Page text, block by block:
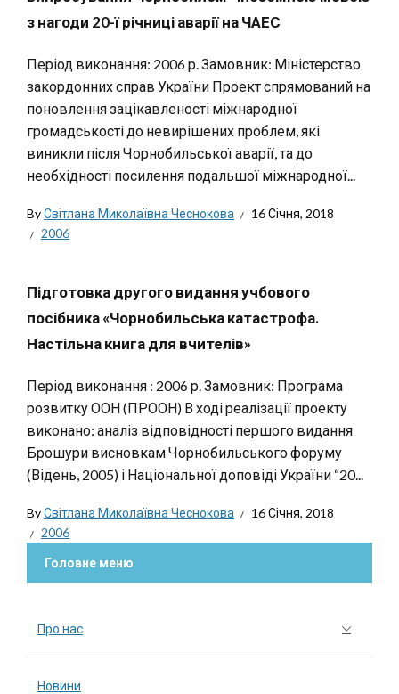
з нагоди 20-ї річниці аварії на ЧАЕС
Період виконання: 2006 р. Замовник: Міністерство
закордонних справ України Проект спрямований на
поновлення зацікавленості міжнародної
громадськості до невирішених проблем, які
виникли після Чорнобильської аварії, та до
необхідності посилення подальшої міжнародної...
ByСвітлана Миколаївна Чеснокова
16 Січня, 2018
2006
Підготовка другого видання учбового
посібника «Чорнобильська катастрофа.
Настільна книга для вчителів»
Період виконання : 2006 р. Замовник: Програма
розвитку ООН (ПРООН) В ході реалізації проекту
виконано: аналіз відповідності першого видання
Брошури висновкам Чорнобильського форуму
(Відень, 2005) і Національної доповіді України “20...
ByСвітлана Миколаївна Чеснокова
16 Січня, 2018
2006
Головне меню
Про нас
Новини